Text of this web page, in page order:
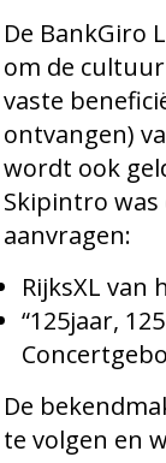
De BankGiro
om de
vaste
ontvangen)
wordt ook
Skipintro
aanvragen:
RijksXL van
“125jaar,
De
te volgen en